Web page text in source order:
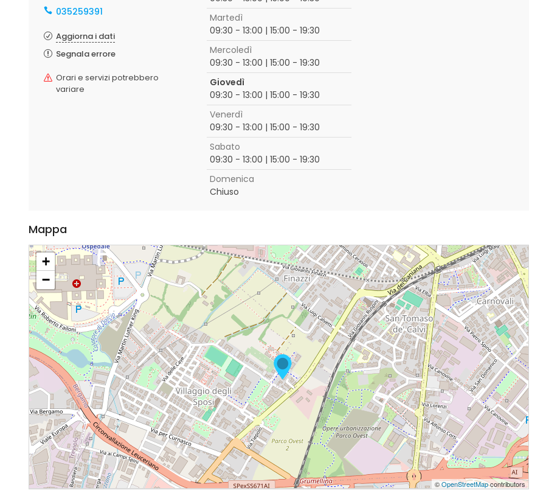
035259391
Aggiorna i dati
Segnala errore
Orari e servizi potrebbero
variare
Martedì
09:30 - 13:00 | 15:00 - 19:30
Mercoledì
09:30 - 13:00 | 15:00 - 19:30
Giovedì
09:30 - 13:00 | 15:00 - 19:30
Venerdì
09:30 - 13:00 | 15:00 - 19:30
Sabato
09:30 - 13:00 | 15:00 - 19:30
Domenica
Chiuso
Mappa
+
−
©OpenStreetMapcontributors